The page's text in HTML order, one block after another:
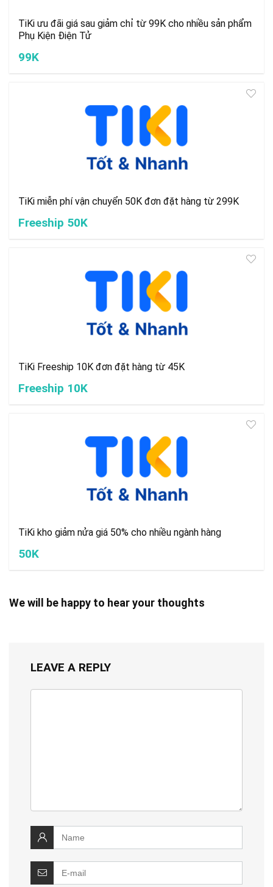
TiKi ưu đãi giá sau giảm chỉ từ 99K cho nhiều sản phẩm
Phụ Kiện Điện Tử
99K
TiKi miễn phí vận chuyển 50K đơn đặt hàng từ 299K
Freeship 50K
TiKi Freeship 10K đơn đặt hàng từ 45K
Freeship 10K
TiKi kho giảm nửa giá 50% cho nhiều ngành hàng
50K
We will be happy to hear your thoughts
LEAVE A REPLY